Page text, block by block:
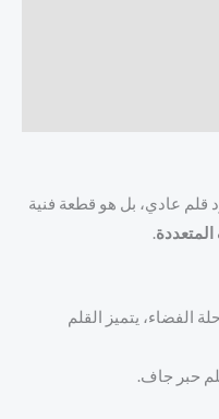
قلم عادي، بل هو قطعة فنية
.
الفضاء، يتميز القلم
حبر جاف.